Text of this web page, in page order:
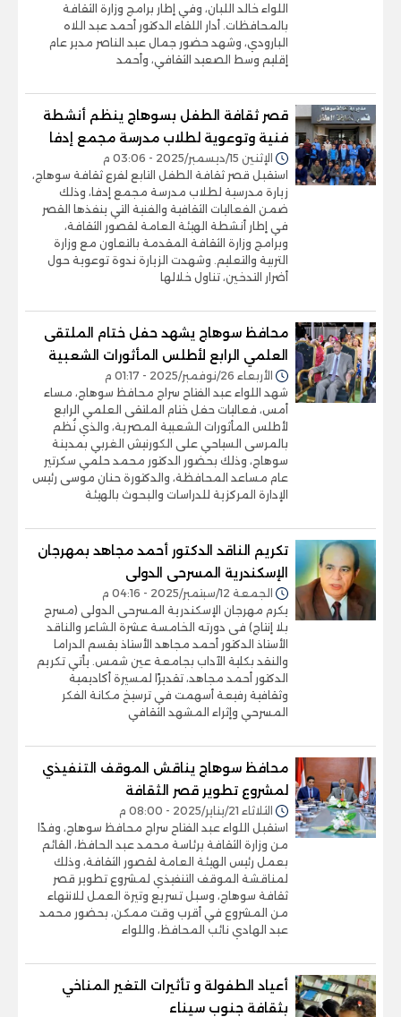
اللواء خالد اللبان، وفي إطار برامج وزارة الثقافة
بالمحافظات. أدار اللقاء الدكتور أحمد عبد اللاه
البارودي، وشهد حضور جمال عبد الناصر مدير عام
إقليم وسط الصعيد الثقافي، وأحمد
قصر ثقافة الطفل بسوهاج ينظم أنشطة
فنية وتوعوية لطلاب مدرسة مجمع إدفا
الإثنين 15/ديسمبر/2025 - 03:06 م
استقبل قصر ثقافة الطفل التابع لفرع ثقافة سوهاج،
زيارة مدرسية لطلاب مدرسة مجمع إدفا، وذلك
ضمن الفعاليات الثقافية والفنية التي ينفذها القصر
في إطار أنشطة الهيئة العامة لقصور الثقافة،
وبرامج وزارة الثقافة المقدمة بالتعاون مع وزارة
التربية والتعليم. وشهدت الزيارة ندوة توعوية حول
أضرار التدخين، تناول خلالها
محافظ سوهاج يشهد حفل ختام الملتقى
العلمي الرابع لأطلس المأثورات الشعبية
الأربعاء 26/نوفمبر/2025 - 01:17 م
شهد اللواء عبد الفتاح سراج محافظ سوهاج، مساء
أمس، فعاليات حفل ختام الملتقى العلمي الرابع
لأطلس المأثورات الشعبية المصرية، والذي نُظم
بالمرسى السياحي على الكورنيش الغربي بمدينة
سوهاج، وذلك بحضور الدكتور محمد حلمي سكرتير
عام مساعد المحافظة، والدكتورة حنان موسى رئيس
الإدارة المركزية للدراسات والبحوث بالهيئة
تكريم الناقد الدكتور أحمد مجاهد بمهرجان
الإسكندرية المسرحى الدولى
الجمعة 12/سبتمبر/2025 - 04:16 م
يكرم مهرجان الإسكندرية المسرحى الدولى (مسرح
بلا إنتاج) فى دورته الخامسة عشرة الشاعر والناقد
الأستاذ الدكتور أحمد مجاهد الأستاذ بقسم الدراما
والنقد بكلية الآداب بجامعة عين شمس. يأتي تكريم
الدكتور أحمد مجاهد، تقديرًا لمسيرة أكاديمية
وثقافية رفيعة أسهمت في ترسيخ مكانة الفكر
المسرحي وإثراء المشهد الثقافي
محافظ سوهاج يناقش الموقف التنفيذي
لمشروع تطوير قصر الثقافة
الثلاثاء 21/يناير/2025 - 08:00 م
استقبل اللواء عبد الفتاح سراج محافظ سوهاج، وفدًا
من وزارة الثقافة برئاسة محمد عبد الحافظ، القائم
بعمل رئيس الهيئة العامة لقصور الثقافة، وذلك
لمناقشة الموقف التنفيذي لمشروع تطوير قصر
ثقافة سوهاج، وسبل تسريع وتيرة العمل للانتهاء
من المشروع في أقرب وقت ممكن، بحضور محمد
عبد الهادي نائب المحافظ، واللواء
أعياد الطفولة و تأثيرات التغير المناخي
بثقافة جنوب سيناء